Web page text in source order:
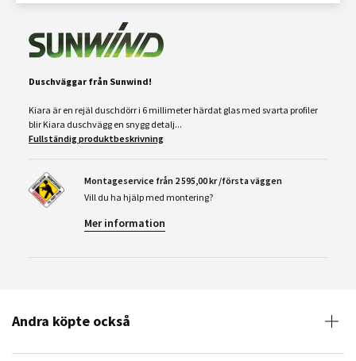
Duschväggar från Sunwind!
Kiara är en rejäl duschdörr i 6 millimeter härdat glas med svarta profiler
blir Kiara duschvägg en snygg detalj...
Fullständig produktbeskrivning
Montageservice från 2 595,00 kr /första väggen
Vill du ha hjälp med montering?
Mer information
Andra köpte också